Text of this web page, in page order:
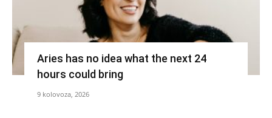
Aries has no idea what the next 24
hours could bring
9 kolovoza, 2026